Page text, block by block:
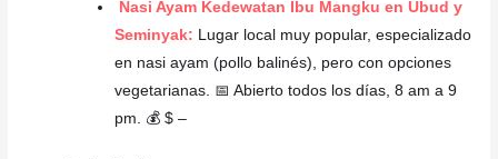
Nasi Ayam Kedewatan Ibu Mangku en Ubud y
Seminyak: Lugar local muy popular, especializado
en nasi ayam (pollo balinés), pero con opciones
vegetarianas. 📅 Abierto todos los días, 8 am a 9
pm. 💰 $ –